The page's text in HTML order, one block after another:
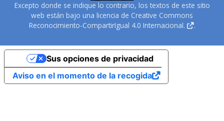
Excepto donde se indique lo contrario, los textos de este sitio
web están bajo una licencia de Creative Commons
Reconocimiento-CompartirIgual 4.0 Internacional.
.
Aviso en el momento de la recogida
Sus opciones de privacidad